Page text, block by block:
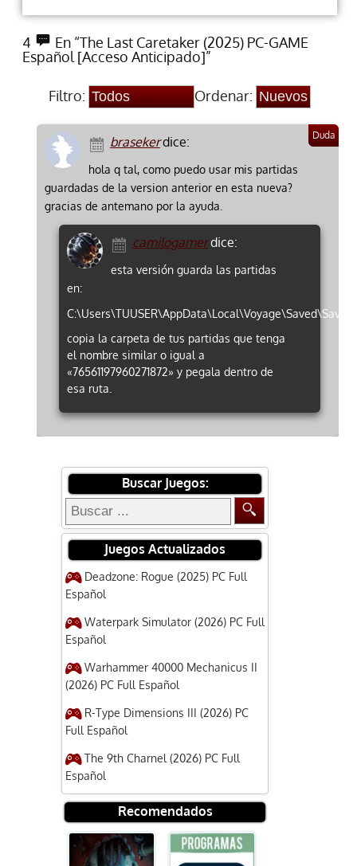
4
En “The Last Caretaker (2025) PC-GAME
Español [Acceso Anticipado]”
Filtro: Ordenar:
brasekerdice:
hola q tal, como puedo usar mis partidas
guardadas de la version anterior en esta nueva?
gracias de antemano por la ayuda.
camilogamerdice:
esta versión guarda las partidas
en:
copia la carpeta de tus partidas que tenga
el nombre similar o igual a
«76561197960271872» y pegala dentro de
esa ruta.
Buscar Juegos:
Juegos Actualizados
Deadzone: Rogue (2025) PC Full
Español
Waterpark Simulator (2026) PC Full
Español
Warhammer 40000 Mechanicus II
(2026) PC Full Español
R-Type Dimensions III (2026) PC
Full Español
The 9th Charnel (2026) PC Full
Español
Recomendados